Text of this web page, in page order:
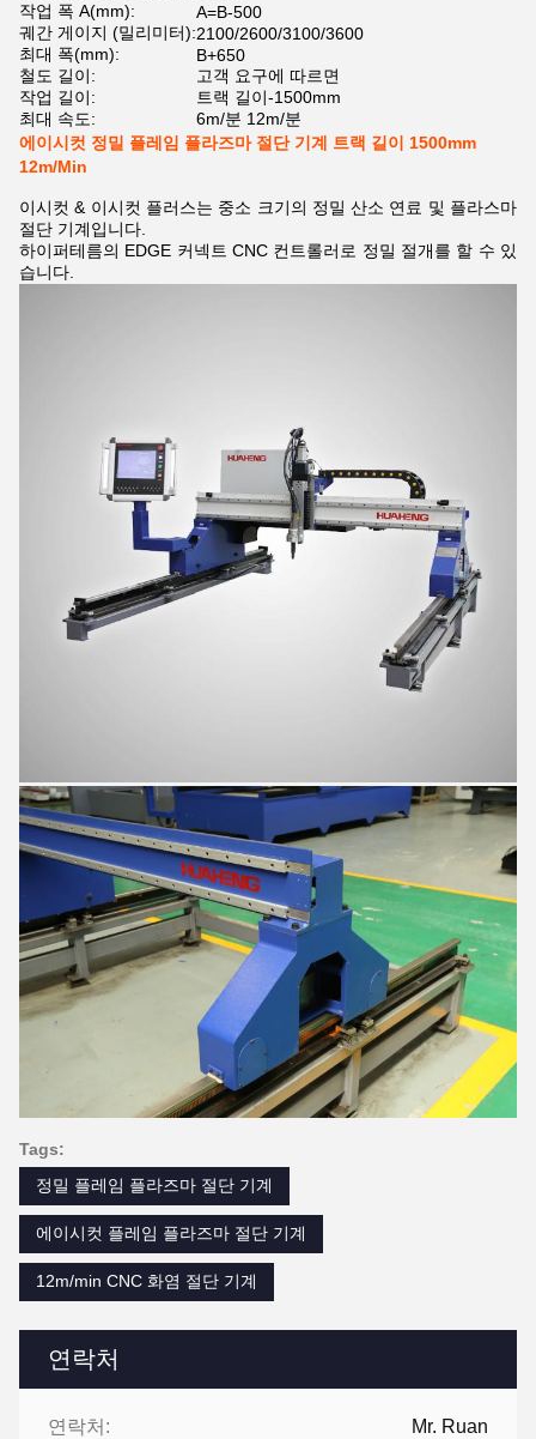
연락처
연락처: Mr. Ruan
작업 폭 A(mm):
A=B-500
궤간 게이지 (밀리미터):2100/2600/3100/3600
최대 폭(mm):
B+650
철도 길이:
고객 요구에 따르면
작업 길이:
트랙 길이-1500mm
최대 속도:
6m/분 12m/분
에이시컷 정밀 플레임 플라즈마 절단 기계 트랙 길이 1500mm
12m/Min
이시컷 & 이시컷 플러스는 중소 크기의 정밀 산소 연료 및 플라스마
절단 기계입니다.
하이퍼테름의 EDGE 커넥트 CNC 컨트롤러로 정밀 절개를 할 수 있
습니다.
Tags:
정밀 플레임 플라즈마 절단 기계
에이시컷 플레임 플라즈마 절단 기계
12m/min CNC 화염 절단 기계